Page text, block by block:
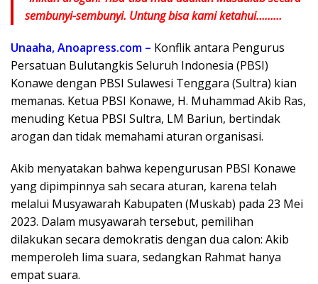
sembunyi-sembunyi. Untung bisa kami ketahui………
Unaaha, Anoapress.com – Konflik antara Pengurus
Persatuan Bulutangkis Seluruh Indonesia (PBSI)
Konawe dengan PBSI Sulawesi Tenggara (Sultra) kian
memanas. Ketua PBSI Konawe, H. Muhammad Akib Ras,
menuding Ketua PBSI Sultra, LM Bariun, bertindak
arogan dan tidak memahami aturan organisasi.
Akib menyatakan bahwa kepengurusan PBSI Konawe
yang dipimpinnya sah secara aturan, karena telah
melalui Musyawarah Kabupaten (Muskab) pada 23 Mei
2023. Dalam musyawarah tersebut, pemilihan
dilakukan secara demokratis dengan dua calon: Akib
memperoleh lima suara, sedangkan Rahmat hanya
empat suara.